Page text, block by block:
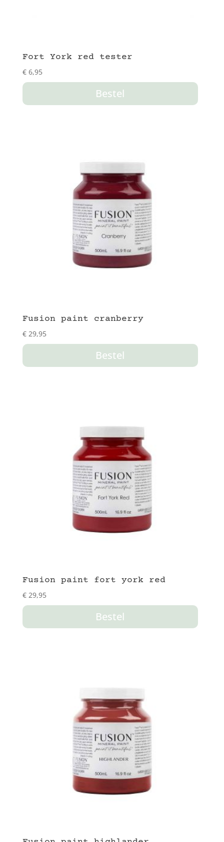
Fort York red tester
€6,95
Bestel
Fusion paint cranberry
€29,95
Bestel
Fusion paint fort york red
€29,95
Bestel